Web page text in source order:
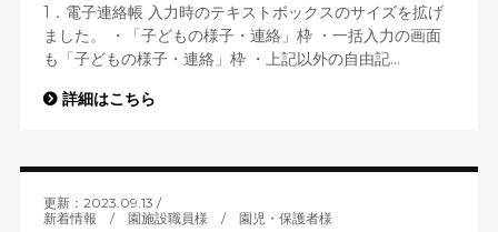
1．電子連絡帳 入力時のテキストボックスのサイズを拡げ
ました。 ・「子どもの様子・連絡」枠 ・一括入力の画面
も「子どもの様子・連絡」枠 ・上記以外の自由記...
詳細はこちら
更新：2023.09.13
新着情報 / 園施設職員様 / 園児・保護者様